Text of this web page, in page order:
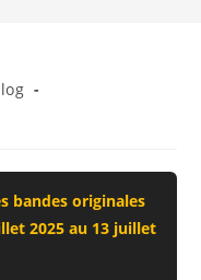
bandes originales
2025 au 13 juillet